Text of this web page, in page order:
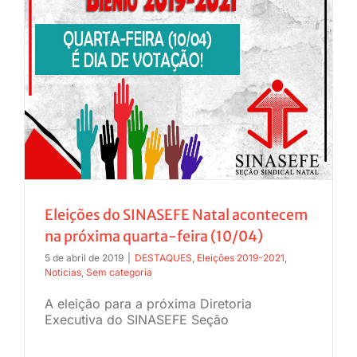
Eleições do SINASEFE Natal acontecem
na próxima quarta-feira (10/04)
5 de abril de 2019 DESTAQUES, Eleições 2019-2021,
Noticias, Sem categoria
A eleição para a próxima Diretoria
Executiva do SINASEFE Seção